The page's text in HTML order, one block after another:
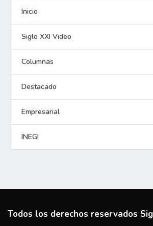
Inicio
Siglo XXI Video
Columnas
Destacado
Empresarial
INEGI
Todos los derechos reservados